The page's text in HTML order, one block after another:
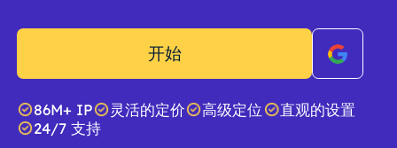
开始
86M+ IP 灵活的定价 高级定位
直观的设置
24/7 支持